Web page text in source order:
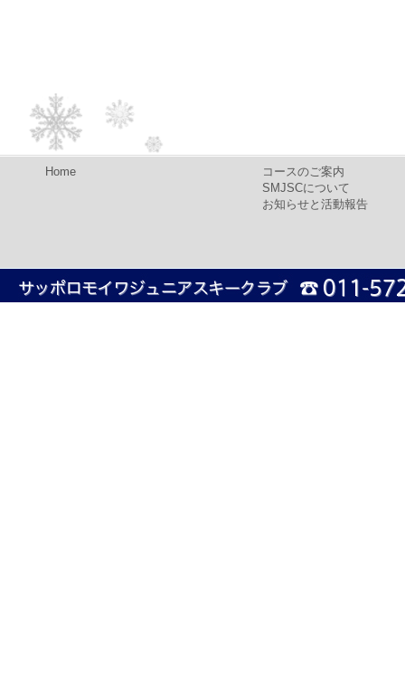
Home
コースのご案内
SMJSCについて
お知らせと活動報告